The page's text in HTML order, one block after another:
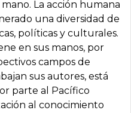
La acción humana
una diversidad de
políticas y culturales.
en sus manos, por
campos de
sus autores, está
parte al Pacífico
al conocimiento